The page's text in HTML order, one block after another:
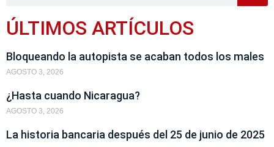
ÚLTIMOS ARTÍCULOS
Bloqueando la autopista se acaban todos los males
AGOSTO 3, 2026
¿Hasta cuando Nicaragua?
AGOSTO 3, 2026
La historia bancaria después del 25 de junio de 2025